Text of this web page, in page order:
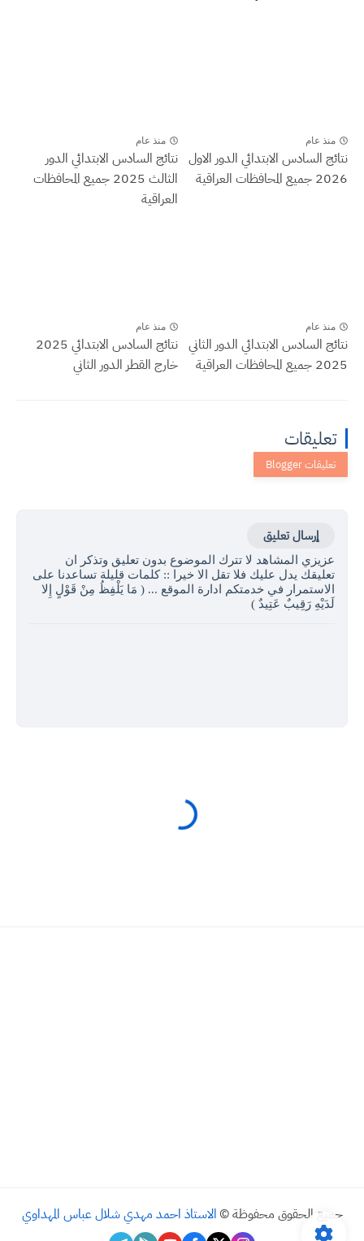
منذ عام
نتائج السادس الابتدائي الدور الاول
2026 جميع المحافظات العراقية
منذ عام
نتائج السادس الابتدائي الدور
الثالث 2025 جميع المحافظات
العراقية
منذ عام
نتائج السادس الابتدائي الدور الثاني
2025 جميع المحافظات العراقية
منذ عام
نتائج السادس الابتدائي 2025
خارج القطر الدور الثاني
تعليقات
إرسال تعليق
عزيزي المشاهد لا تترك الموضوع بدون تعليق وتذكر ان
تعليقك يدل عليك فلا تقل الا خيرا :: كلمات قليلة تساعدنا على
الاستمرار في خدمتكم ادارة الموقع ... ( مَا يَلْفِظُ مِنْ قَوْلٍ إِلا
لَدَيْهِ رَقِيبٌ عَتِيدٌ )
جميع الحقوق محفوظة © الاستاذ احمد مهدي شلال عباس المهداوي